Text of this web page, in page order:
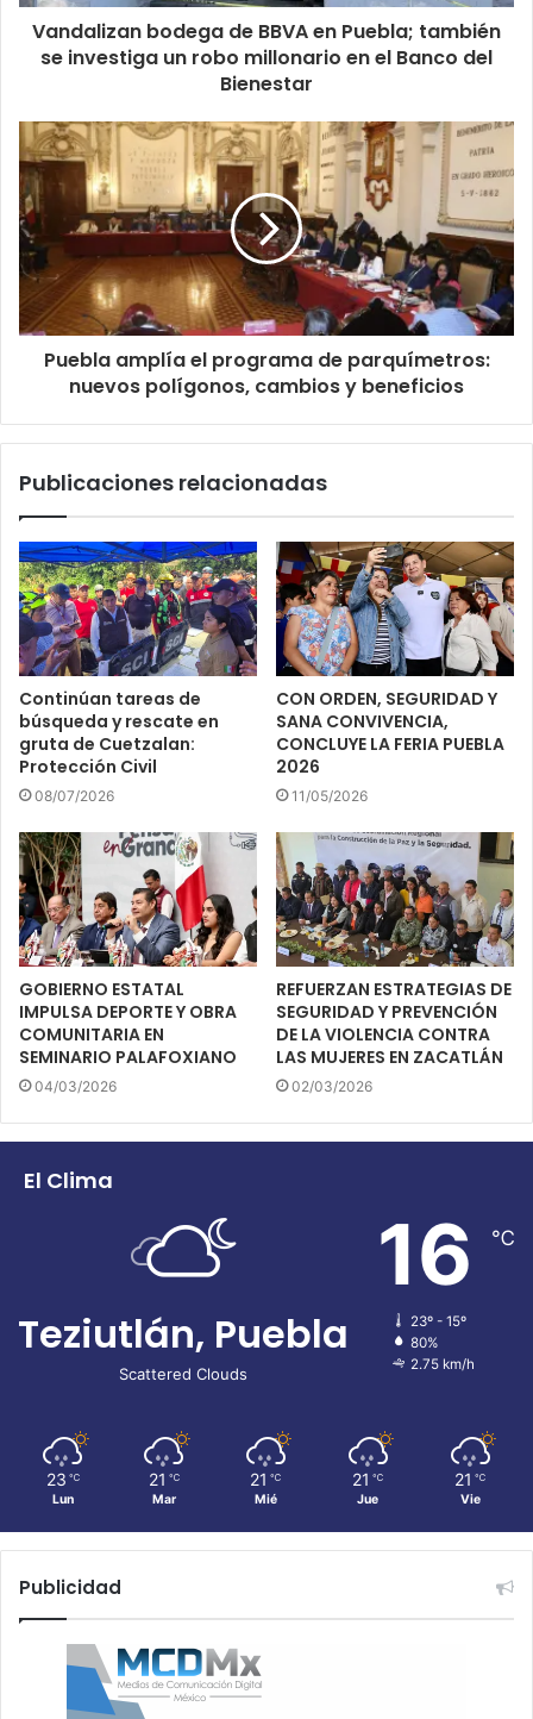
Vandalizan bodega de BBVA en Puebla; también
se investiga un robo millonario en el Banco del
Bienestar
Puebla amplía el programa de parquímetros:
nuevos polígonos, cambios y beneficios
Publicaciones relacionadas
Continúan tareas de
búsqueda y rescate en
gruta de Cuetzalan:
Protección Civil
08/07/2026
CON ORDEN, SEGURIDAD Y
SANA CONVIVENCIA,
CONCLUYE LA FERIA PUEBLA
2026
11/05/2026
GOBIERNO ESTATAL
IMPULSA DEPORTE Y OBRA
COMUNITARIA EN
SEMINARIO PALAFOXIANO
04/03/2026
REFUERZAN ESTRATEGIAS DE
SEGURIDAD Y PREVENCIÓN
DE LA VIOLENCIA CONTRA
LAS MUJERES EN ZACATLÁN
02/03/2026
El Clima
Teziutlán, Puebla
Scattered Clouds
16 ℃
23º - 15º
80%
2.75 km/h
23 ℃
Lun
21 ℃
Mar
21 ℃
Mié
21 ℃
Jue
21 ℃
Vie
Publicidad